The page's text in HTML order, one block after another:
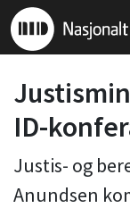
ID-
Justis- og
Anundsen